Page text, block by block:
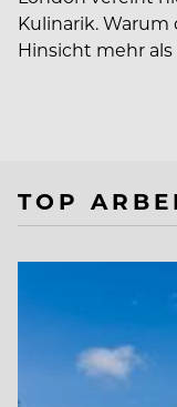
Kulinarik.
Hinsicht mehr
TOP